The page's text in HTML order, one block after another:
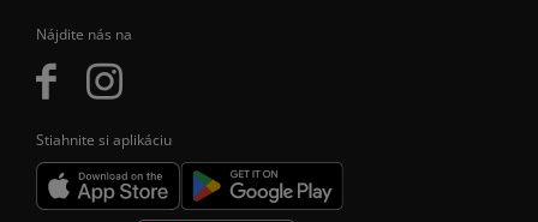
Nájdite nás na
Stiahnite si aplikáciu